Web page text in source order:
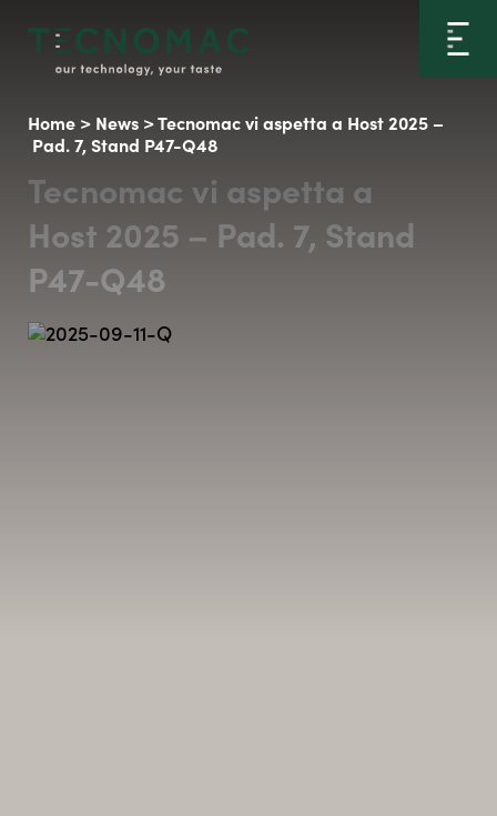
Home > News >Tecnomac vi aspetta a Host 2025 –
Pad. 7, Stand P47-Q48
Tecnomac vi aspetta a
Host 2025 – Pad. 7, Stand
P47-Q48